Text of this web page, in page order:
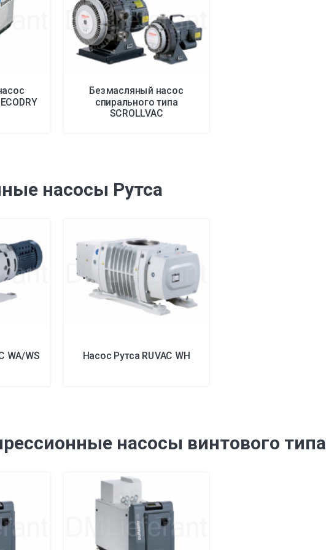
Безмасляный насос
спирального типа
SCROLLVAC
насосы Рутса
WA/WS Насос Рутса RUVAC WH
насосы винтового типа